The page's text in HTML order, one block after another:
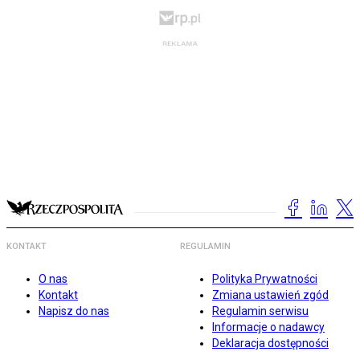
KONTAKT
O nas
Kontakt
Napisz do nas
REGULAMIN
Polityka Prywatności
Zmiana ustawień zgód
Regulamin serwisu
Informacje o nadawcy
Deklaracja dostępności